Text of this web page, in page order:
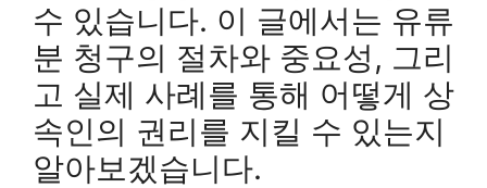
수 있습니다. 이 글에서는 유류
분 청구의 절차와 중요성, 그리
고 실제 사례를 통해 어떻게 상
속인의 권리를 지킬 수 있는지
알아보겠습니다.